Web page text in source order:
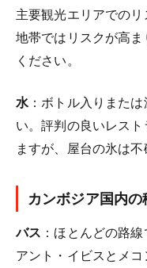
主要観光エリアでの
地帯ではリスクが高
ください。
水 ：ボトル入りまた
い。評判の良いレス
ますが、屋台の氷は不
カンボジア国内の
バス ：ほとんどの路
アント・イビスとメ